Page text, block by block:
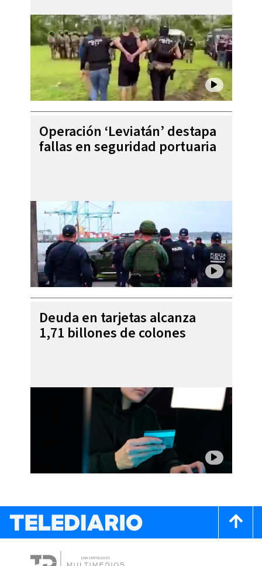
Operación ‘Leviatán’ destapa
fallas en seguridad portuaria
Deuda en tarjetas alcanza
1,71 billones de colones